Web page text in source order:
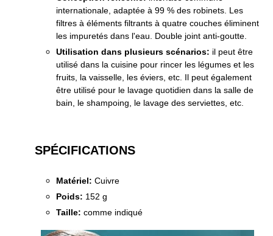
internationale, adaptée à 99 % des robinets. Les
filtres à éléments filtrants à quatre couches éliminent
les impuretés dans l'eau. Double joint anti-goutte.
Utilisation dans plusieurs scénarios: il peut être
utilisé dans la cuisine pour rincer les légumes et les
fruits, la vaisselle, les éviers, etc. Il peut également
être utilisé pour le lavage quotidien dans la salle de
bain, le shampoing, le lavage des serviettes, etc.
SPÉCIFICATIONS
Matériel: Cuivre
Poids: 152 g
Taille: comme indiqué